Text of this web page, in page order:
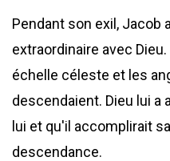
Pendant son exil, Jacob
extraordinaire avec
échelle céleste et les
descendaient. Dieu lui a
lui et qu'il accomplirait
descendance.